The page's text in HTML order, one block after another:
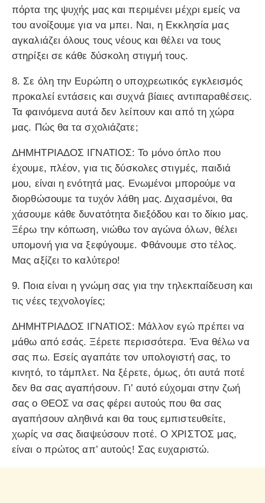
πόρτα της ψυχής μας και περιμένει μέχρι εμείς να
του ανοίξουμε για να μπει. Ναι, η Εκκλησία μας
αγκαλιάζει όλους τους νέους και θέλει να τους
στηρίξει σε κάθε δύσκολη στιγμή τους.
8. Σε όλη την Ευρώπη ο υποχρεωτικός εγκλεισμός
προκαλεί εντάσεις και συχνά βίαιες αντιπαραθέσεις.
Τα φαινόμενα αυτά δεν λείπουν και από τη χώρα
μας. Πώς θα τα σχολιάζατε;
ΔΗΜΗΤΡΙΑΔΟΣ ΙΓΝΑΤΙΟΣ: Το μόνο όπλο που
έχουμε, πλέον, για τις δύσκολες στιγμές, παιδιά
μου, είναι η ενότητά μας. Ενωμένοι μπορούμε να
διορθώσουμε τα τυχόν λάθη μας. Διχασμένοι, θα
χάσουμε κάθε δυνατότητα διεξόδου και το δίκιο μας.
Ξέρω την κόπωση, νιώθω τον αγώνα όλων, θέλει
υπομονή για να ξεφύγουμε. Φθάνουμε στο τέλος.
Μας αξίζει το καλύτερο!
9. Ποια είναι η γνώμη σας για την τηλεκπαίδευση και
τις νέες τεχνολογίες;
ΔΗΜΗΤΡΙΑΔΟΣ ΙΓΝΑΤΙΟΣ: Μάλλον εγώ πρέπει να
μάθω από εσάς. Ξέρετε περισσότερα. Ένα θέλω να
σας πω. Εσείς αγαπάτε τον υπολογιστή σας, το
κινητό, το τάμπλετ. Να ξέρετε, όμως, ότι αυτά ποτέ
δεν θα σας αγαπήσουν. Γι’ αυτό εύχομαι στην ζωή
σας ο ΘΕΟΣ να σας φέρει αυτούς που θα σας
αγαπήσουν αληθινά και θα τους εμπιστευθείτε,
χωρίς να σας διαψεύσουν ποτέ. Ο ΧΡΙΣΤΟΣ μας,
είναι ο πρώτος απ’ αυτούς! Σας ευχαριστώ.